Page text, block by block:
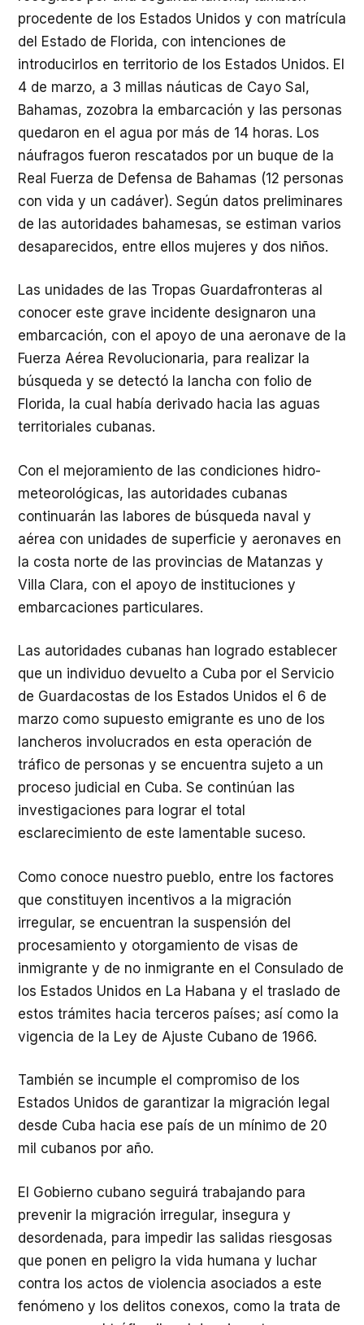
procedente de los Estados Unidos y con matrícula
del Estado de Florida, con intenciones de
introducirlos en territorio de los Estados Unidos. El
4 de marzo, a 3 millas náuticas de Cayo Sal,
Bahamas, zozobra la embarcación y las personas
quedaron en el agua por más de 14 horas. Los
náufragos fueron rescatados por un buque de la
Real Fuerza de Defensa de Bahamas (12 personas
con vida y un cadáver). Según datos preliminares
de las autoridades bahamesas, se estiman varios
desaparecidos, entre ellos mujeres y dos niños.
Las unidades de las Tropas Guardafronteras al
conocer este grave incidente designaron una
embarcación, con el apoyo de una aeronave de la
Fuerza Aérea Revolucionaria, para realizar la
búsqueda y se detectó la lancha con folio de
Florida, la cual había derivado hacia las aguas
territoriales cubanas.
Con el mejoramiento de las condiciones hidro-
meteorológicas, las autoridades cubanas
continuarán las labores de búsqueda naval y
aérea con unidades de superficie y aeronaves en
la costa norte de las provincias de Matanzas y
Villa Clara, con el apoyo de instituciones y
embarcaciones particulares.
Las autoridades cubanas han logrado establecer
que un individuo devuelto a Cuba por el Servicio
de Guardacostas de los Estados Unidos el 6 de
marzo como supuesto emigrante es uno de los
lancheros involucrados en esta operación de
tráfico de personas y se encuentra sujeto a un
proceso judicial en Cuba. Se continúan las
investigaciones para lograr el total
esclarecimiento de este lamentable suceso.
Como conoce nuestro pueblo, entre los factores
que constituyen incentivos a la migración
irregular, se encuentran la suspensión del
procesamiento y otorgamiento de visas de
inmigrante y de no inmigrante en el Consulado de
los Estados Unidos en La Habana y el traslado de
estos trámites hacia terceros países; así como la
vigencia de la Ley de Ajuste Cubano de 1966.
También se incumple el compromiso de los
Estados Unidos de garantizar la migración legal
desde Cuba hacia ese país de un mínimo de 20
mil cubanos por año.
El Gobierno cubano seguirá trabajando para
prevenir la migración irregular, insegura y
desordenada, para impedir las salidas riesgosas
que ponen en peligro la vida humana y luchar
contra los actos de violencia asociados a este
fenómeno y los delitos conexos, como la trata de